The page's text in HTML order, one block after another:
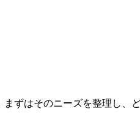
ずはそのニーズを整理し、